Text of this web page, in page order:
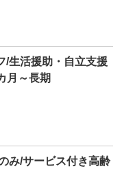
/生活援助・自立支援
月～長期
み/サービス付き高齢